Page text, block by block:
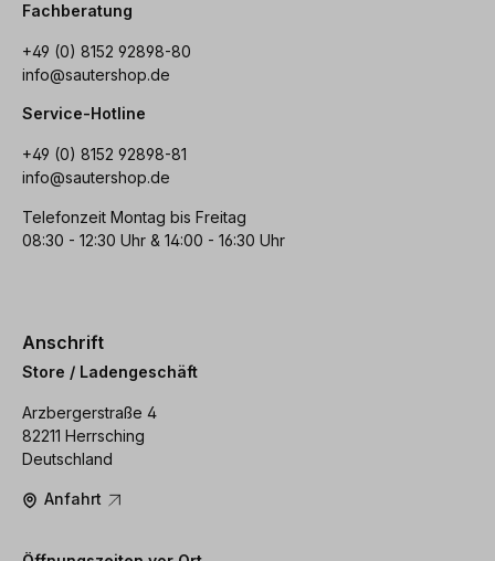
Fachberatung
+49 (0) 8152 92898-80
info@sautershop.de
Service-Hotline
+49 (0) 8152 92898-81
info@sautershop.de
Telefonzeit Montag bis Freitag
08:30 - 12:30 Uhr & 14:00 - 16:30 Uhr
Anschrift
Store / Ladengeschäft
Arzbergerstraße 4
82211 Herrsching
Deutschland
Anfahrt